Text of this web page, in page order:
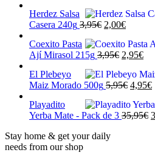
Herdez Salsa
Casera 240g 3,95€ El
original
era:
2,00€El
actual
es:
Coexito Pasta
Ají Mirasol 215g 3,95€ El
original
era:
2,95€El
es:
El Plebeyo
Maiz Morado 500g 5,95€ El
era:
4,95€El
Playadito
Yerba Mate - Pack de 3 35,95€
Stay home & get your daily
needs from our shop